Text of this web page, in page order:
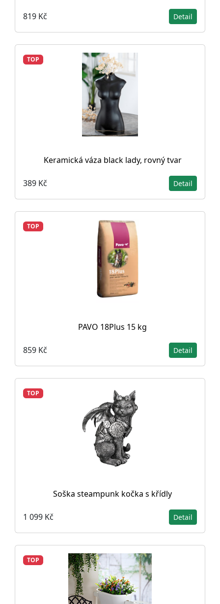
819 Kč Detail
TOP
Keramická váza black lady, rovný tvar
389 Kč Detail
TOP
PAVO 18Plus 15 kg
859 Kč Detail
TOP
Soška steampunk kočka s křídly
1 099 Kč Detail
TOP